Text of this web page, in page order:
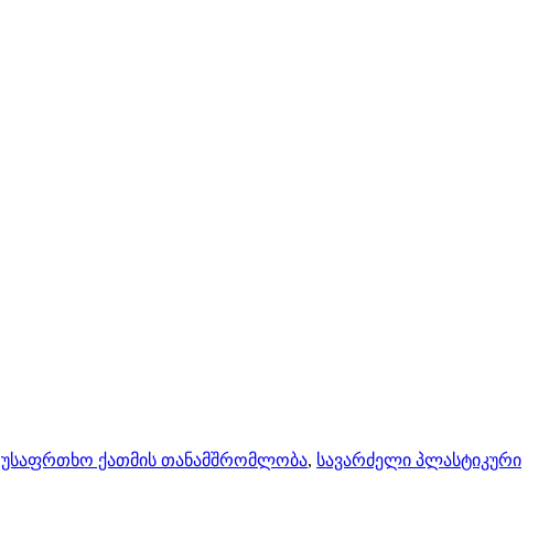
უსაფრთხო ქათმის თანამშრომლობა, სავარძელი პლასტიკური